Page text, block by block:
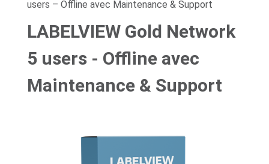
users – Offline avec Maintenance & Support
LABELVIEW Gold Network
5 users - Offline avec
Maintenance & Support